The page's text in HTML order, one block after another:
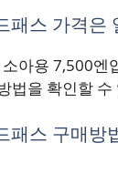
패스 가격은
아용 7,500엔
법을 확인할 수
패스 구매방